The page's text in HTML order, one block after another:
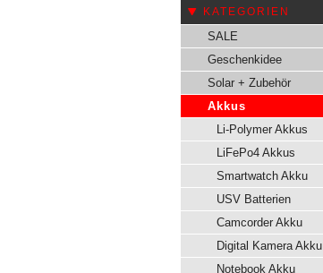
KATEGORIEN
SALE
Geschenkidee
Solar + Zubehör
Akkus
Li-Polymer Akkus
LiFePo4 Akkus
Smartwatch Akku
USV Batterien
Camcorder Akku
Digital Kamera Akku
Notebook Akku